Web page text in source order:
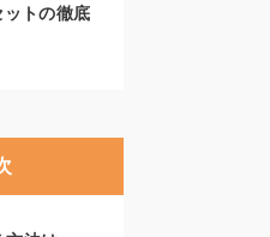
トの徹底